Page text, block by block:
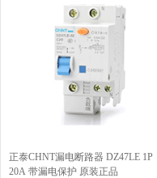
正泰CHNT漏电断路器 DZ47LE 1P
20A 带漏电保护 原装正品